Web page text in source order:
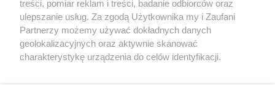
X Facebook Instagram Youtube
treści, pomiar reklam i treści, badanie odbiorców oraz
ulepszanie usług. Za zgodą Użytkownika my i Zaufani
Partnerzy możemy używać dokładnych danych
geolokalizacyjnych oraz aktywnie skanować
charakterystykę urządzenia do celów identyfikacji.